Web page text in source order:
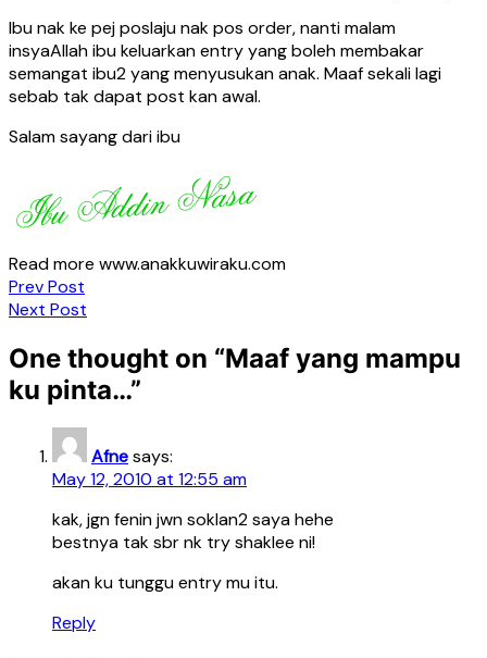
Ibu nak ke pej poslaju nak pos order, nanti malam
insyaAllah ibu keluarkan entry yang boleh membakar
semangat ibu2 yang menyusukan anak. Maaf sekali lagi
sebab tak dapat post kan awal.
Salam sayang dari ibu
Read more www.anakkuwiraku.com
Post
navigation
Prev Post
Next Post
One thought on “Maaf yang mampu
ku pinta…”
Afnesays:
May 12, 2010 at 12:55 am
kak, jgn fenin jwn soklan2 saya hehe
bestnya tak sbr nk try shaklee ni!
akan ku tunggu entry mu itu.
Reply